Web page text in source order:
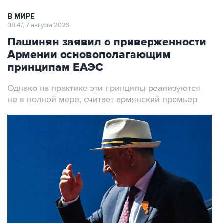
В МИРЕ
08:47, 7 августа 2026
Пашинян заявил о приверженности
Армении основополагающим
принципам ЕАЭС
Однако на практике эти принципы реализуются
не в полной мере, считает армянский премьер